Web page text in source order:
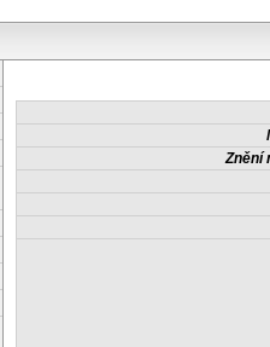
Znění